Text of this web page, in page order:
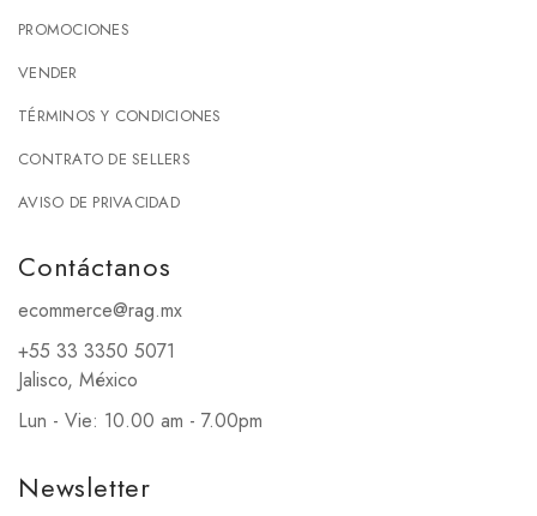
PROMOCIONES
VENDER
TÉRMINOS Y CONDICIONES
CONTRATO DE SELLERS
AVISO DE PRIVACIDAD
Contáctanos
ecommerce@rag.mx
+55 33 3350 5071
Jalisco, México
Lun - Vie: 10.00 am - 7.00pm
Newsletter